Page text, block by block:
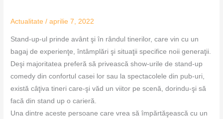
Actualitate /aprilie 7, 2022
Stand-up-ul prinde avânt şi în rândul tinerilor, care vin cu un
bagaj de experienţe, întâmplări şi situaţii specifice noii generaţii.
Deşi majoritatea preferă să privească show-urile de stand-up
comedy din confortul casei lor sau la spectacolele din pub-uri,
există câţiva tineri care-şi văd un viitor pe scenă, dorindu-şi să
facă din stand up o carieră.
Una dintre aceste persoane care vrea să împărtăşească cu un
MozaiQub